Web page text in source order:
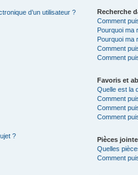
d’un utilisateur ?
?
Recherche
Comment
Pourquoi ma
Pourquoi ma
Comment
Comment
Favoris et
Quelle est la
Comment
Comment
Comment
Pièces
Quelles
Comment